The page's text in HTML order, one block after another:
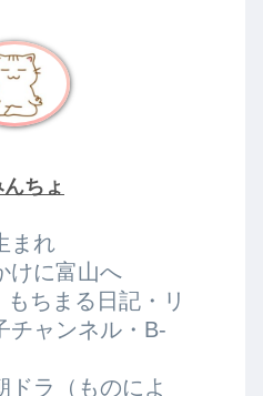
んちょ
まれ
けに富山へ
ちまる日記・リ
チャンネル・B-
ドラ（ものによ